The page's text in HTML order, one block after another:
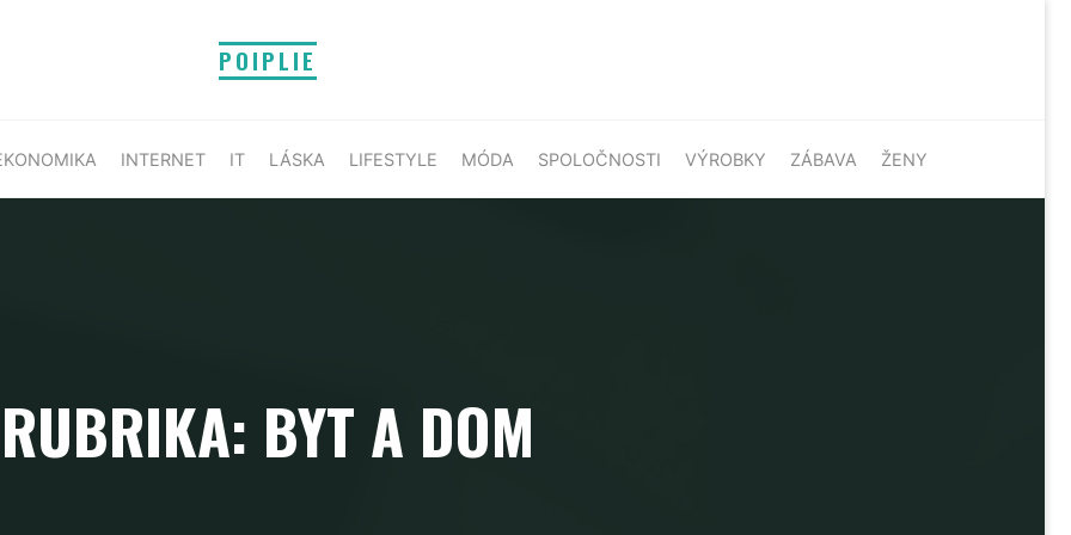
POIPLIE
INTERNET IT LÁSKA LIFESTYLE MÓDA SPOLOČNOSTI VÝROBKY ZÁBAVA ŽENY
RUBRIKA: BYT A DOM